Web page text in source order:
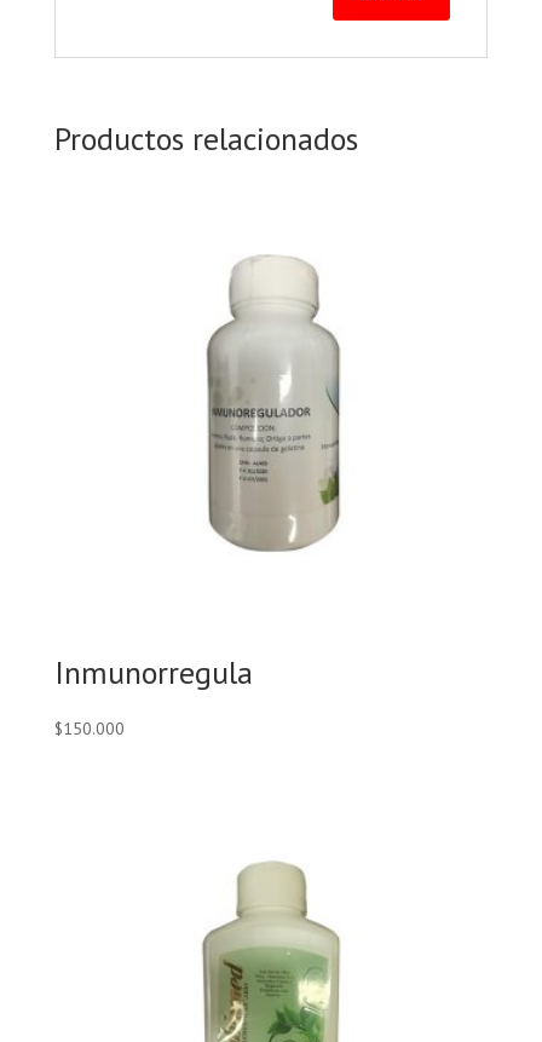
Productos relacionados
Inmunorregula
$150.000